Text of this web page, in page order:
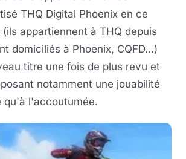
THQ Digital Phoenix en ce
appartiennent à THQ depuis
domiciliés à Phoenix, CQFD...)
titre une fois de plus revu et
notamment une jouabilité
qu'à l'accoutumée.